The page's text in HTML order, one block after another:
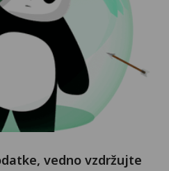
vedno vzdržujte